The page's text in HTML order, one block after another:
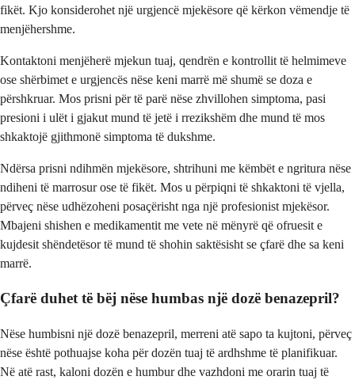
fikët. Kjo konsiderohet një urgjencë mjekësore që kërkon vëmendje të
menjëhershme.
Kontaktoni menjëherë mjekun tuaj, qendrën e kontrollit të helmimeve
ose shërbimet e urgjencës nëse keni marrë më shumë se doza e
përshkruar. Mos prisni për të parë nëse zhvillohen simptoma, pasi
presioni i ulët i gjakut mund të jetë i rrezikshëm dhe mund të mos
shkaktojë gjithmonë simptoma të dukshme.
Ndërsa prisni ndihmën mjekësore, shtrihuni me këmbët e ngritura nëse
ndiheni të marrosur ose të fikët. Mos u përpiqni të shkaktoni të vjella,
përveç nëse udhëzoheni posaçërisht nga një profesionist mjekësor.
Mbajeni shishen e medikamentit me vete në mënyrë që ofruesit e
kujdesit shëndetësor të mund të shohin saktësisht se çfarë dhe sa keni
marrë.
Çfarë duhet të bëj nëse humbas një dozë benazepril?
Nëse humbisni një dozë benazepril, merreni atë sapo ta kujtoni, përveç
nëse është pothuajse koha për dozën tuaj të ardhshme të planifikuar.
Në atë rast, kaloni dozën e humbur dhe vazhdoni me orarin tuaj të